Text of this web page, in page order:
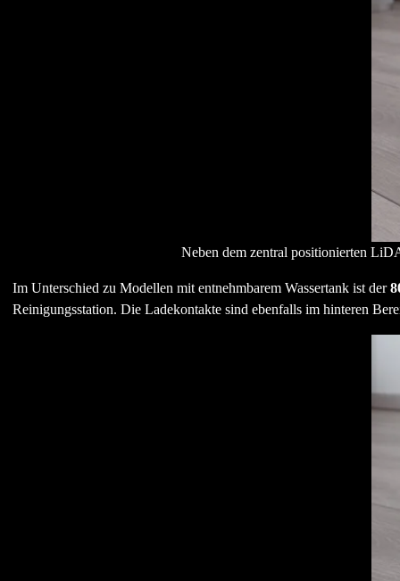
Neben dem zentral positionierten
Im Unterschied zu Modellen mit entnehmbarem Wassertank ist der
Reinigungsstation. Die Ladekontakte sind ebenfalls im hinteren